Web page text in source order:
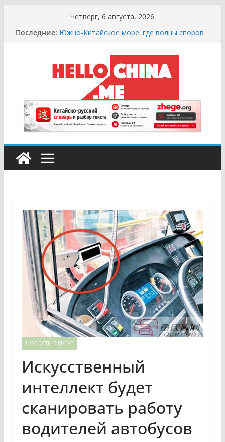
содержимому
Четверг, 6 августа, 2026
Последние: Южно-Китайское море: где волны споров
Сырная Лихорадка: Как Найти Настоящий
Сыр в Китае и не Купить «Пластиковый»
Аналог
Охота за Черным Хлебом: Путеводитель
по Русским и Европейским Пекарням в
Китае
Молочный Кризис: Почему в Китае не
Найти Творог, Сметану и Кефир (и Где
Искать Спасение?)
Счастливые Числа и Продукты-Табу:
НОВОСТИ В КИТАЕ
Искусственный
интеллект будет
сканировать работу
водителей автобусов